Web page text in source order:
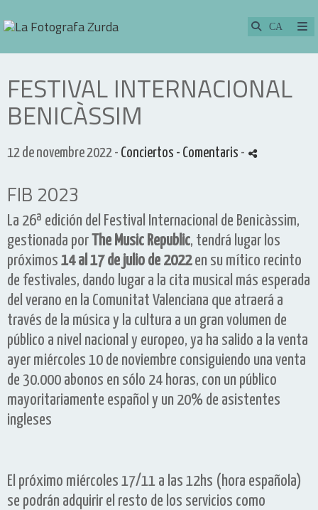
FESTIVAL INTERNACIONAL
BENICÀSSIM
12 de novembre 2022 - Conciertos - Comentaris -
FIB 2023
La 26ª edición del Festival Internacional de Benicàssim,
gestionada porThe Music Republic, tendrá lugar los
próximos 14 al 17 de julio de 2022 en su mítico recinto
de festivales, dando lugar a la cita musical más esperada
del verano en la Comunitat Valenciana que atraerá a
través de la música y la cultura a un gran volumen de
público a nivel nacional y europeo, ya ha salido a la venta
ayer miércoles 10 de noviembre consiguiendo una venta
de 30.000 abonos en sólo 24 horas, con un público
mayoritariamente español y un 20% de asistentes
ingleses
El próximo miércoles 17/11 a las 12hs (hora española)
se podrán adquirir el resto de los servicios como